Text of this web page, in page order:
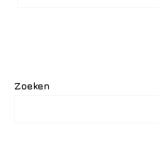
Zoeken